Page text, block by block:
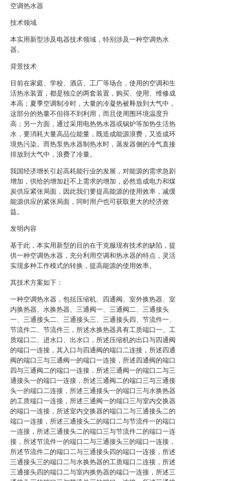
空调热水器
技术领域
本实用新型涉及电器技术领域，特别涉及一种空调热水
器。
背景技术
目前在家庭、学校、酒店、工厂等场合，使用的空调和生
活热水装置，都是独立的两套装置，购买、使用、维修成
本高；夏季空调制冷时，大量的冷凝热被释放到大气中，
这部分的热量不但得不到利用，而且使周围环境温度升
高；另一方面，通过采用电热热水器或锅炉等加热生活热
水，要消耗大量高品位能量，既造成能源浪费，又造成环
境热污染。而热泵热水器制热水时，蒸发器侧的冷气直接
排放到大气中，浪费了冷量。
我国经济增长引起高耗能行业的发展，对能源的需求急剧
增加，供给的增加赶不上需求的增加，必然造成电力和煤
炭供应紧张局面，因此我们要提高能源的使用效率，减缓
能源供应的紧张局面，同时用户也可获取更大的经济效
益。
发明内容
基于此，本实用新型的目的在于克服现有技术的缺陷，提
供一种空调热水器，充分利用空调和热水器的特点，灵活
实现多种工作模式的转换，提高能源的使用效率。
其技术方案如下：
一种空调热水器，包括压缩机、四通阀、室外换热器、室
内换热器、水换热器、三通阀一、三通阀二、三通接头
一、三通接头二、三通接头三、三通接头四、节流件一、
节流件二、节流件三，所述水换热器具有工质端口一、工
质端口二、进水口、出水口，所述压缩机的出口与四通阀
的端口一连接，其入口与四通阀的端口二连接，所述四通
阀的端口三与三通阀一的端口一连接，所述四通阀的端口
四与三通阀二的端口一连接，所述三通阀一的端口二与三
通接头一的端口一连接，所述三通阀二的端口三与三通接
头一的端口二连接，所述三通接头一的端口三与水换热器
的工质端口一连接，所述三通阀一的端口三与室内交换器
的端口一连接，所述室内交换器的端口二与三通接头二的
端口一连接，所述三通接头二的端口二与节流件一的端口
一连接，所述三通接头二的端口三与节流件二的端口一连
接，所述节流件一的端口二与三通接头三的端口一连接，
所述节流件二的端口二与三通接头四的端口一连接，所述
三通接头三的端口二与水换热器的工质端口二连接，所述
三通接头四的端口二与室内换热器的端口一连接，所述三